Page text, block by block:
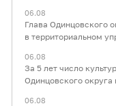
06.08
Глава Одинцовского
в территориальном
06.08
За 5 лет число
Одинцовского округа
06.08